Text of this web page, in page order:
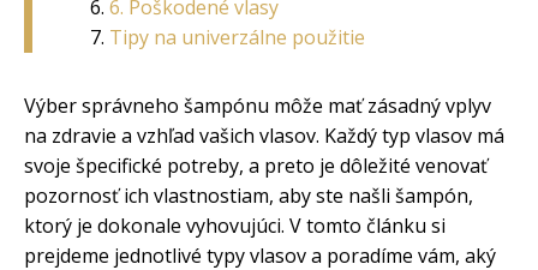
6. Poškodené vlasy
Tipy na univerzálne použitie
Výber správneho šampónu môže mať zásadný vplyv
na zdravie a vzhľad vašich vlasov. Každý typ vlasov má
svoje špecifické potreby, a preto je dôležité venovať
pozornosť ich vlastnostiam, aby ste našli šampón,
ktorý je dokonale vyhovujúci. V tomto článku si
prejdeme jednotlivé typy vlasov a poradíme vám, aký